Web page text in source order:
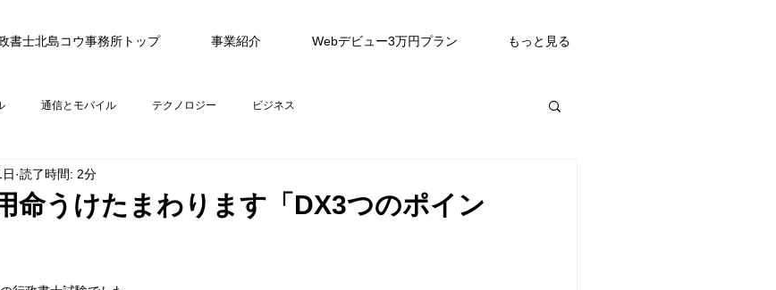
書士北島コウ事務所トップ 事業紹介 Webデビュー3万円プラン もっと見る
通信とモバイル テクノロジー ビジネス
命うけたまわります「DX3つのポイン
読了時間: 2分